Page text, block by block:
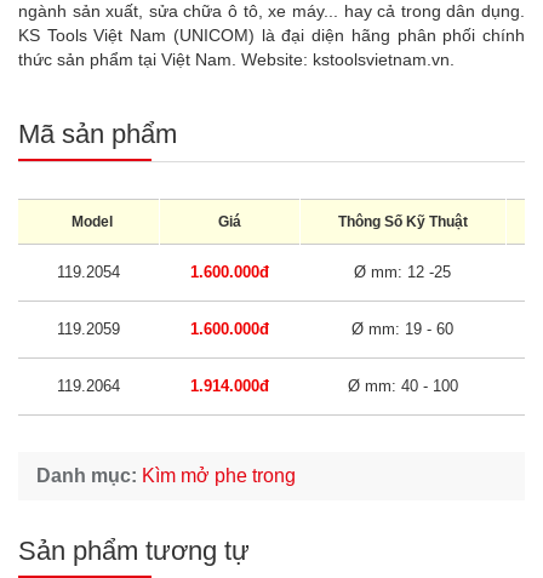
ngành sản xuất, sửa chữa ô tô, xe máy... hay cả trong dân dụng.
KS Tools Việt Nam (UNICOM) là đại diện hãng phân phối chính
thức sản phẩm tại Việt Nam. Website: kstoolsvietnam.vn.
Mã sản phẩm
Model Giá Thông Số Kỹ Thuật
119.2054 1.600.000đ Ø mm: 12 -25
119.2059 1.600.000đ Ø mm: 19 - 60
119.2064 1.914.000đ Ø mm: 40 - 100
Danh mục: Kìm mở phe trong
Sản phẩm tương tự